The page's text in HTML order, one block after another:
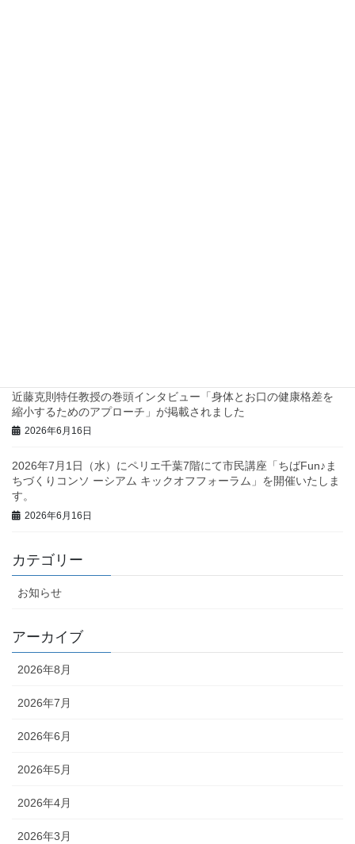
近藤克則特任教授の巻頭インタビュー「身体とお口の健康格差を
縮小するためのアプローチ」が掲載されました
2026年6月16日
2026年7月1日（水）にペリエ千葉7階にて市民講座「ちばFun♪ま
ちづくりコンソ ーシアム キックオフフォーラム」を開催いたしま
す。
2026年6月16日
カテゴリー
お知らせ
アーカイブ
2026年8月
2026年7月
2026年6月
2026年5月
2026年4月
2026年3月